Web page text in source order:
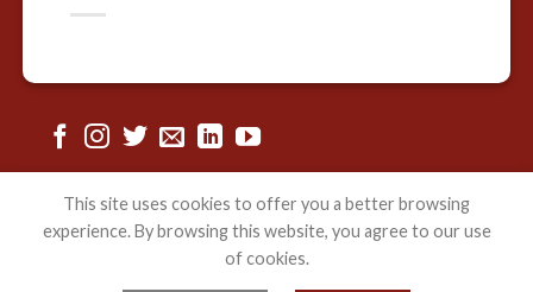
DATENSCHUTZERKLÄRUNG
This site uses cookies to offer you a better browsing
experience. By browsing this website, you agree to our use
of cookies.